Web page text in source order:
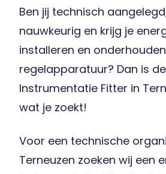
Ben jij technisch
nauwkeurig en krijg je
installeren en
regelapparatuur? Dan is
Instrumentatie Fitter in
wat je zoekt!
Voor een technische
Terneuzen zoeken wij een